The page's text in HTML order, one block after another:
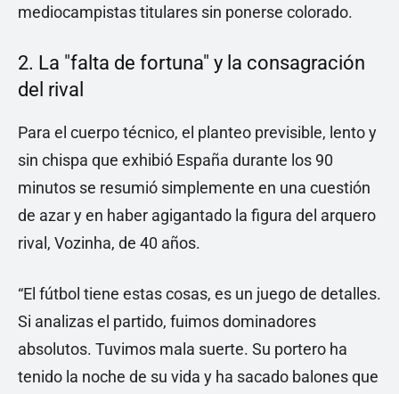
mediocampistas titulares sin ponerse colorado.
2. La "falta de fortuna" y la consagración
del rival
Para el cuerpo técnico, el planteo previsible, lento y
sin chispa que exhibió España durante los 90
minutos se resumió simplemente en una cuestión
de azar y en haber agigantado la figura del arquero
rival, Vozinha, de 40 años.
“El fútbol tiene estas cosas, es un juego de detalles.
Si analizas el partido, fuimos dominadores
absolutos. Tuvimos mala suerte. Su portero ha
tenido la noche de su vida y ha sacado balones que